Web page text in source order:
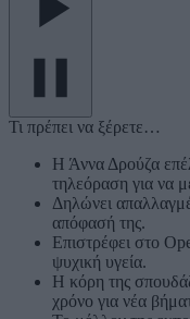
Τι πρέπει να ξέρετε…
Η Άννα Δρούζα
τηλεόραση για να
Δηλώνει
απόφασή της.
Επιστρέφει στο
ψυχική υγεία.
Η κόρη της
χρόνο για νέα